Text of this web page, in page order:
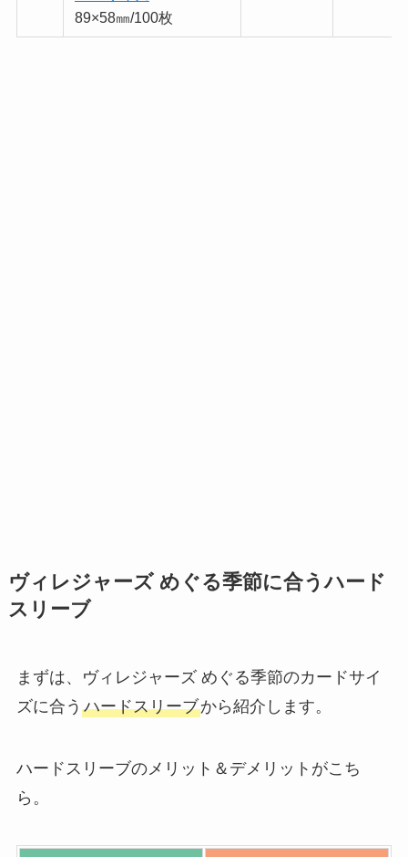
89×58㎜/100枚
ヴィレジャーズ めぐる季節に合うハード
スリーブ
まずは、ヴィレジャーズ めぐる季節のカードサイ
ズに合う ハードスリーブから紹介します。
ハードスリーブのメリット＆デメリットがこち
ら。